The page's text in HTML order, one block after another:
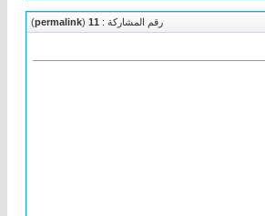
رقم المشاركة : 11
(
permalink
)